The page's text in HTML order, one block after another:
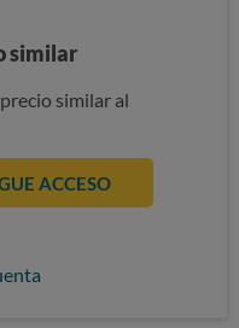
similar
similar al
ACCESO